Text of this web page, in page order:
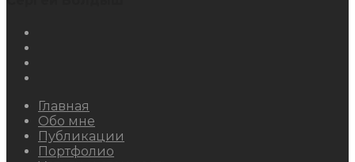
Главная
Обо мне
Публикации
Портфолио